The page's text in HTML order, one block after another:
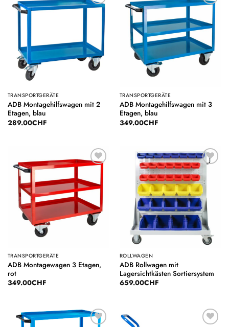
Auf die
Wunschliste
TRANSPORTGERÄTE
ADB Montagehilfswagen mit 2
Etagen, blau
289.00CHF
Wunschliste
TRANSPORTGERÄTE
ADB Montagehilfswagen mit 3
Etagen, blau
349.00CHF
Wunschliste
TRANSPORTGERÄTE
ADB Montagewagen 3 Etagen,
rot
349.00CHF
Auf die
Wunschliste
ROLLWAGEN
ADB Rollwagen mit
Lagersichtkästen Sortiersystem
659.00CHF